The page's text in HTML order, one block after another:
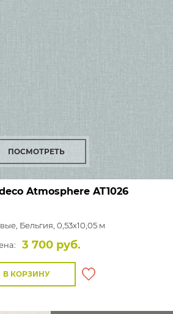
ПОСМОТРЕТЬ
Atmosphere AT1026
Бельгия, 0,53x10,05 м
3 700 руб.
В КОРЗИНУ